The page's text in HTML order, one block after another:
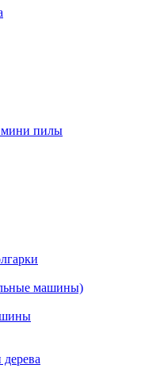
мини пилы
машины)